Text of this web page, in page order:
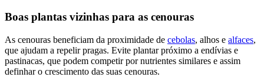
Boas plantas vizinhas para as cenouras
As cenouras beneficiam da proximidade de cebolas, alhos e alfaces,
que ajudam a repelir pragas. Evite plantar próximo a endívias e
pastinacas, que podem competir por nutrientes similares e assim
definhar o crescimento das suas cenouras.